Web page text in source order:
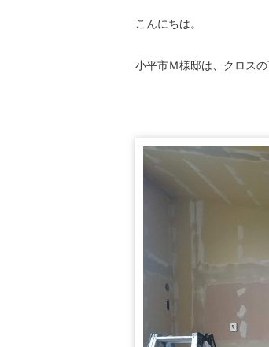
こんにちは。
小平市Ｍ様邸は、クロス